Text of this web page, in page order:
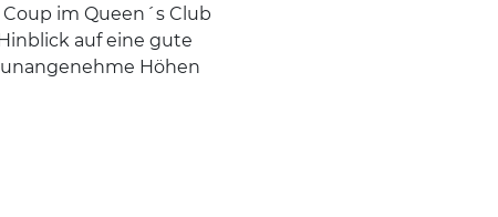
im Queen´s Club
auf eine gute
Höhen